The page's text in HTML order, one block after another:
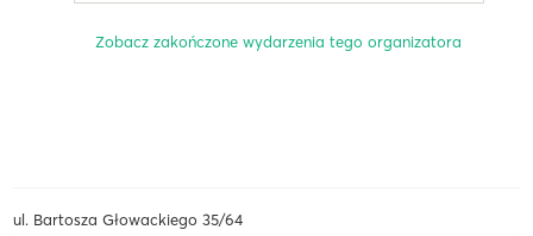
Zobacz zakończone wydarzenia tego organizatora
ul. Bartosza Głowackiego 35/64